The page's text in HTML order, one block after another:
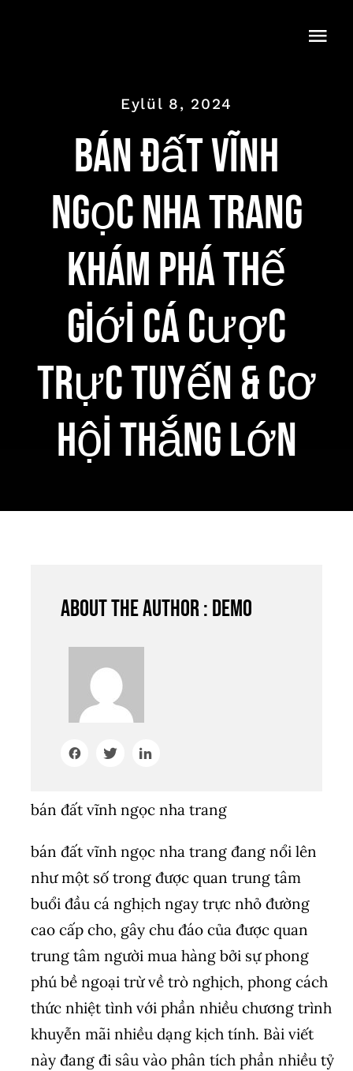
Eylül 8, 2024
bán đất vĩnh
ngọc nha trang
Khám Phá Thế
Giới Cá Cược
Trực Tuyến & Cơ
Hội Thắng Lớn
About the author : demo
bán đất vĩnh ngọc nha trang
bán đất vĩnh ngọc nha trang đang nổi lên
như một số trong được quan trung tâm
buổi đầu cá nghịch ngay trực nhỏ đường
cao cấp cho, gây chu đáo của được quan
trung tâm người mua hàng bởi sự phong
phú bề ngoại trừ về trò nghịch, phong cách
thức nhiệt tình với phần nhiều chương trình
khuyễn mãi nhiều dạng kịch tính. Bài viết
này đang đi sâu vào phân tích phần nhiều tỷ